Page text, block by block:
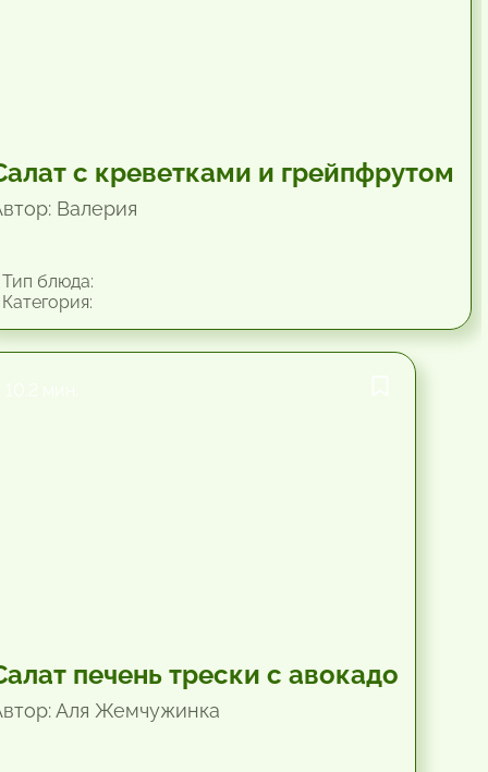
с креветками и грейпфрутом
Валерия
блюда:
печень трески с авокадо
Аля Жемчужинка